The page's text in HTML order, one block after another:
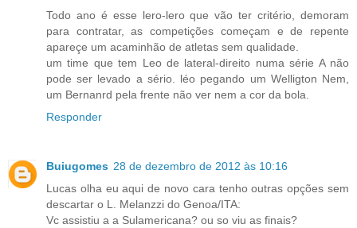
Todo ano é esse lero-lero que vão ter critério, demoram
para contratar, as competições começam e de repente
apareçe um acaminhão de atletas sem qualidade.
um time que tem Leo de lateral-direito numa série A não
pode ser levado a sério. léo pegando um Welligton Nem,
um Bernanrd pela frente não ver nem a cor da bola.
Responder
Buiugomes 28 de dezembro de 2012 às 10:16
Lucas olha eu aqui de novo cara tenho outras opções sem
descartar o L. Melanzzi do Genoa/ITA:
Vc assistiu a a Sulamericana? ou so viu as finais?